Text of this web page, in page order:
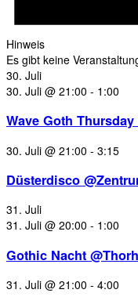
Hinweis
Es gibt keine
30. Juli
30. Juli @ 21:00 - 1:00
Wave Goth
30. Juli @ 21:00 - 3:15
Düsterdisco
31. Juli
31. Juli @ 20:00 - 1:00
Gothic Nacht
31. Juli @ 21:00 - 4:00